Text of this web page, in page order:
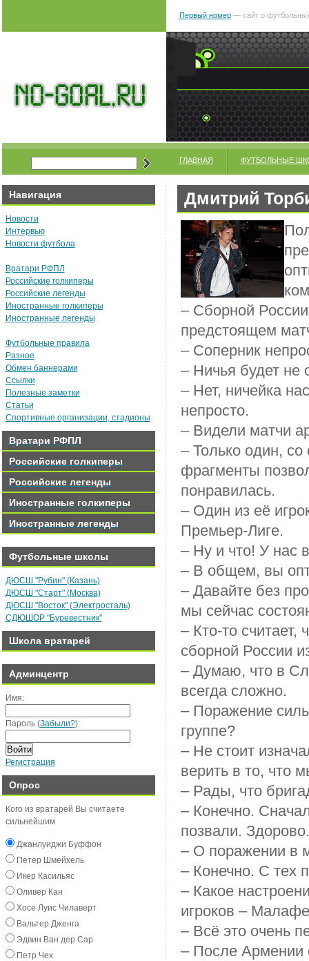
Первый номер— сайт о
ГЛАВНАЯ ФУТБОЛЬНЫЕ
Навигация
Новости
Интервью
Новости футбола
Вратари РФПЛ
Российские голкиперы
Российские легенды
Иностранные голкиперы
Иностранные легенды
Футбольные правила
Разное
Обмен баннерами
Ссылки
Полезные заметки
Статьи
Спортивные организации, стадионы
Вратари РФПЛ
Российские голкиперы
Российские легенды
Иностранные голкиперы
Иностранные легенды
Футбольные школы
ДЮСШ "Рубин" (Казань)
ДЮСШ "Старт" (Москва)
ДЮСШ "Восток" (Электросталь)
СДЮШОР "Буревестник"
Школа вратарей
Админцентр
Имя:
Пароль (Забыли?):
Войти
Регистрация
Опрос
Кого из вратарей Вы считаете
сильнейшим
Джанлуиджи Буффон
Пeтeр Шмeйxeль
Икeр Касильяс
Оливeр Кан
Хосe Луиc Чилавeрт
Вальтeр Джeнга
Эдвин Ван дeр Сар
Пeтр Чex
Дмитрий
– Сборной
предстоящем
– Соперник
– Ничья будет
– Нет, ничейка
непросто.
– Видели матчи
– Только один,
фрагменты
понравилась.
– Один из её
Премьер-Лиге.
– Ну и что! У нас
– В общем, вы
– Давайте без
мы сейчас
– Кто-то
сборной России
– Думаю, что в
всегда сложно.
– Поражение
группе?
– Не стоит
верить в то, что
– Рады, что
– Конечно.
позвали.
– О поражении в
– Конечно. С тех
– Какое
игроков –
– Всё это очень
– После Армении